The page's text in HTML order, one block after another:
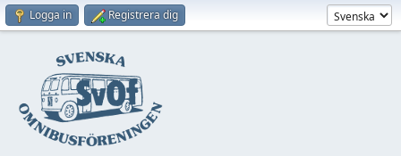
Logga in Registrera dig